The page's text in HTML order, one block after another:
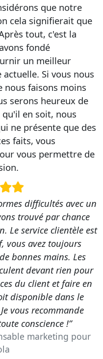
que notre
cela signifierait que
tout, c'est la
fondé
un meilleur
Si vous nous
nous faisons moins
serons heureux de
en soit, nous
ne présente que des
faits, vous
vous permettre de
difficultés avec un
trouvé par chance
Le service clientèle est
vous avez toujours
bonnes mains. Les
devant rien pour
du client et faire en
disponible dans le
vous recommande
conscience !”
marketing pour